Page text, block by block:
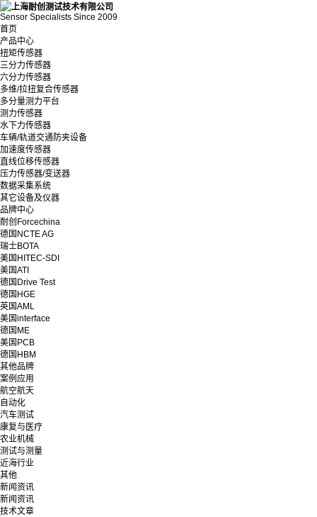
Sensor Specialists Since 2009
首页
产品中心
扭矩传感器
三分力传感器
六分力传感器
多维/拉扭复合传感器
多分量测力平台
测力传感器
水下力传感器
车辆/轨道交通防夹设备
加速度传感器
直线位移传感器
压力传感器/变送器
数据采集系统
其它设备及仪器
品牌中心
耐创Forcechina
德国NCTE AG
瑞士BOTA
美国HITEC-SDI
美国ATI
德国Drive Test
德国HGE
英国AML
美国interface
德国ME
美国PCB
德国HBM
其他品牌
案例应用
航空航天
自动化
汽车测试
康复与医疗
农业机械
测试与测量
近海行业
其他
新闻资讯
新闻资讯
技术文章